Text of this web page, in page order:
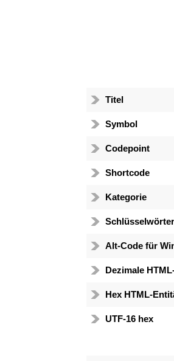
Titel
Symbol
Codepoint
Shortcode
Kategorie
Schlüsselwörter
Alt-Code für
Dezimale
Hex HTML-
UTF-16 hex